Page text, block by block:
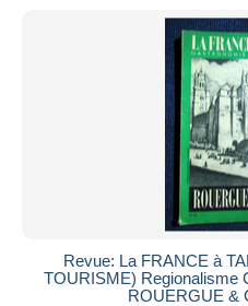
Revue: La FRANCE à
TOURISME) Regionalisme
ROUERGUE &